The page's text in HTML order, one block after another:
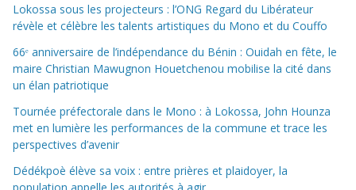
Lokossa sous les projecteurs : l’ONG Regard du Libérateur
révèle et célèbre les talents artistiques du Mono et du Couffo
66ᵉ anniversaire de l’indépendance du Bénin : Ouidah en fête, le
maire Christian Mawugnon Houetchenou mobilise la cité dans
un élan patriotique
Tournée préfectorale dans le Mono : à Lokossa, John Hounza
met en lumière les performances de la commune et trace les
perspectives d’avenir
Dédékpoè élève sa voix : entre prières et plaidoyer, la
population appelle les autorités à agir